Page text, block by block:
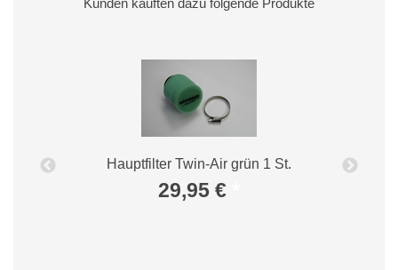
Kunden kauften dazu folgende Produkte
Hauptfilter Twin-Air grün 1 St.
29,95 €